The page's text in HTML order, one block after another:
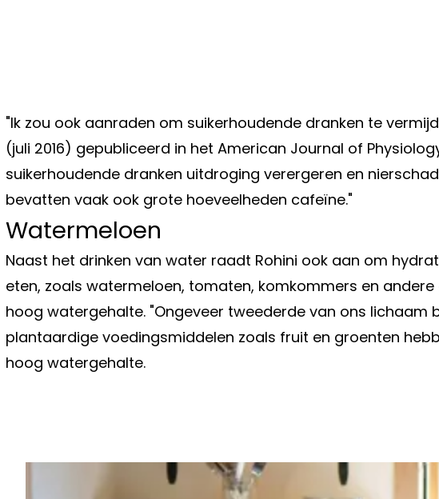
"Ik zou ook aanraden om suikerhoudende dranken te
(juli 2016) gepubliceerd in het American Journal of
suikerhoudende dranken uitdroging verergeren en
bevatten vaak ook grote hoeveelheden cafeïne."
Watermeloen
Naast het drinken van water raadt Rohini ook aan om
eten, zoals watermeloen, tomaten, komkommers en
hoog watergehalte. "Ongeveer tweederde van ons lichaam
plantaardige voedingsmiddelen zoals fruit en groenten
hoog watergehalte.
HERMANS ONTHULT HOEVEEL ZE BETAALD
VOOR 'LIEFDE VOOR MUZIEK'